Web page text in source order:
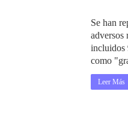
Se han
adversos
incluidos
como
Leer Más